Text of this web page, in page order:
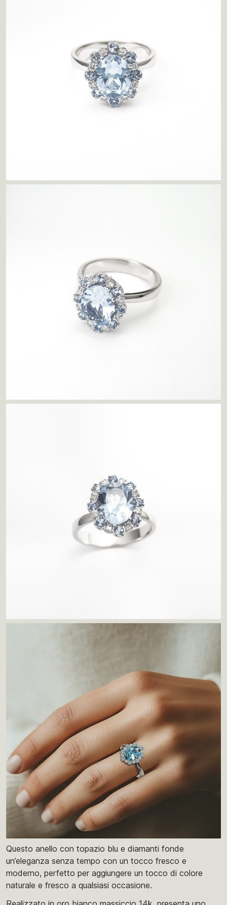
Questo anello con topazio blu e diamanti fonde
un’eleganza senza tempo con un tocco fresco e
moderno, perfetto per aggiungere un tocco di colore
naturale e fresco a qualsiasi occasione.